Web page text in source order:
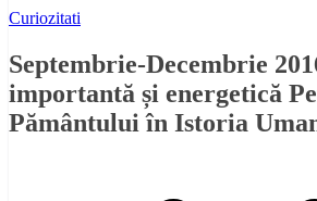
Curiozitati
Septembrie-Decembrie
importantă și energetică
Pământului în Istoria